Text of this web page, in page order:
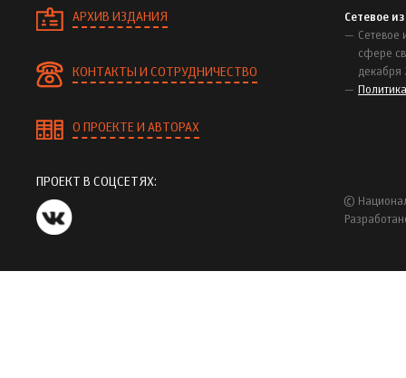
АРХИВ ИЗДАНИЯ
КОНТАКТЫ И СОТРУДНИЧЕСТВО
О ПРОЕКТЕ И АВТОРАХ
Сетевое
Сетевое
сфере
декабря
ПРОЕКТ В СОЦСЕТЯХ:
©